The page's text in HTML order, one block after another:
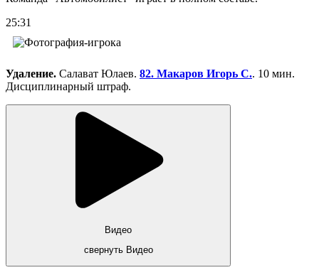
25:31
Удаление. Салават Юлаев. 82. Макаров Игорь С.. 10 мин.
Дисциплинарный штраф.
Видео
свернуть Видео